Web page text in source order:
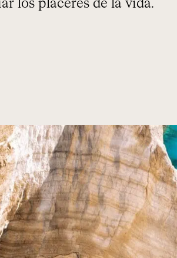
los placeres de la vida.